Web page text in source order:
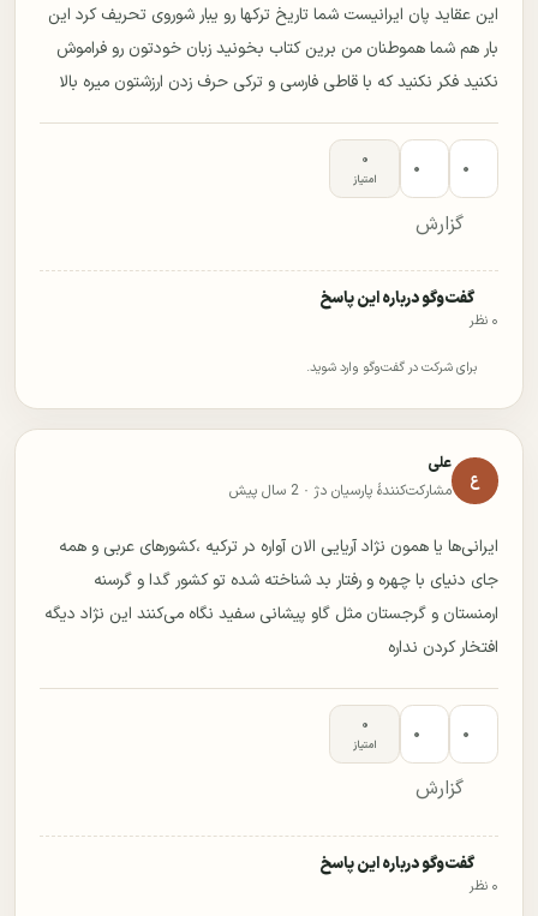
این عقاید پان ایرانیست شما تاریخ ترکها رو یبار شوروی تحریف کرد این
بار هم شما هموطنان من برین کتاب بخونید زبان خودتون رو فراموش
نکنید فکر نکنید که با قاطی فارسی و ترکی حرف زدن ارزشتون میره بالا
۰ ۰ ۰
امتیاز
گزارش
گفت‌وگو درباره این پاسخ
۰ نظر
برای شرکت در گفت‌وگو وارد شوید.
ع
علی
مشارکت‌کنندهٔ پارسیان دژ ·2 سال پیش
ایرانی‌ها یا همون نژاد آریایی الان آواره در ترکیه ،کشورهای عربی و همه
جای دنیای با چهره و رفتار بد شناخته شده تو کشور گدا و گرسنه
ارمنستان و گرجستان مثل گاو پیشانی سفید نگاه می‌کنند این نژاد دیگه
افتخار کردن نداره
۰ ۰ ۰
امتیاز
گزارش
گفت‌وگو درباره این پاسخ
۰ نظر